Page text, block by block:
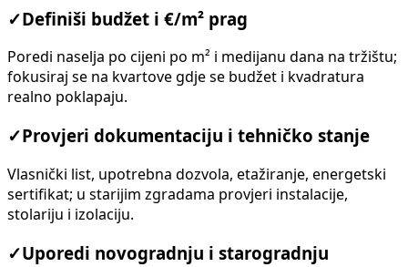
✓ Definiši budžet i €/m² prag
Poredi naselja po cijeni po m² i medijanu dana na tržištu;
fokusiraj se na kvartove gdje se budžet i kvadratura
realno poklapaju.
✓ Provjeri dokumentaciju i tehničko stanje
Vlasnički list, upotrebna dozvola, etažiranje, energetski
sertifikat; u starijim zgradama provjeri instalacije,
stolariju i izolaciju.
✓Uporedi novogradnju i starogradnju